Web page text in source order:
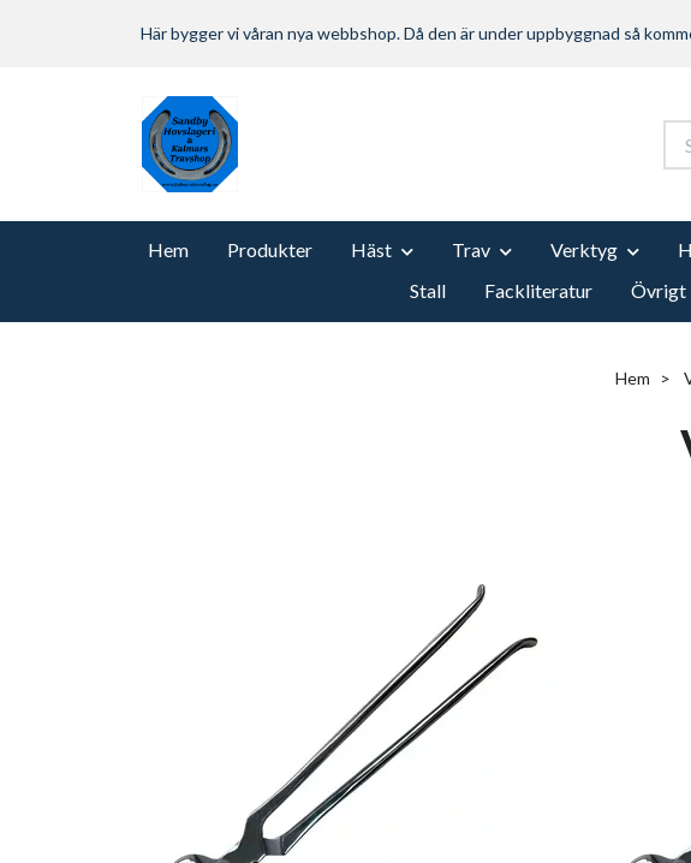
Här bygger vi våran nya webbshop. Då den är under uppbyggnad så
Hem Produkter Häst Trav Verktyg
Stall
Fackliteratur Övrigt
Hem